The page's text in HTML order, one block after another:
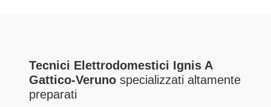
Tecnici Elettrodomestici Ignis A
Gattico-Veruno specializzati altamente
preparati